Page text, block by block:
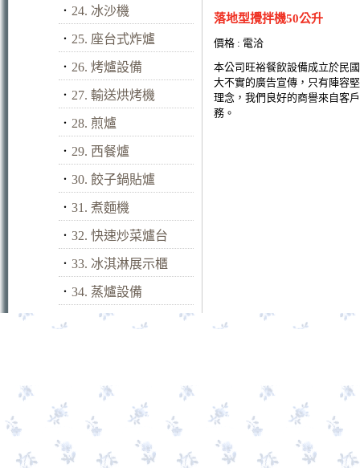
． 24. 冰沙機
． 25. 座台式炸爐
． 26. 烤爐設備
． 27. 輸送烘烤機
． 28. 煎爐
． 29. 西餐爐
． 30. 餃子鍋貼爐
． 31. 煮麵機
． 32. 快速炒菜爐台
． 33. 冰淇淋展示櫃
． 34. 蒸爐設備
落地型攪拌機50公升
價格 : 電洽
本公司旺裕餐飲設備成立於民
大不實的廣告宣傳，只有陣容
理念，我們良好的商譽來自客
務。